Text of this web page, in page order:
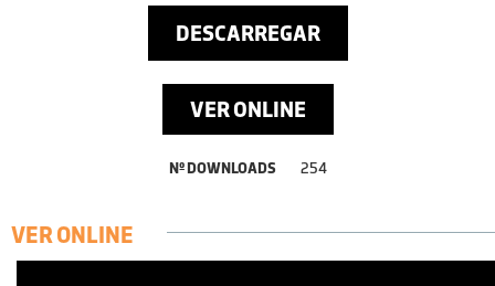
DESCARREGAR
VER ONLINE
Nº DOWNLOADS 254
VER ONLINE